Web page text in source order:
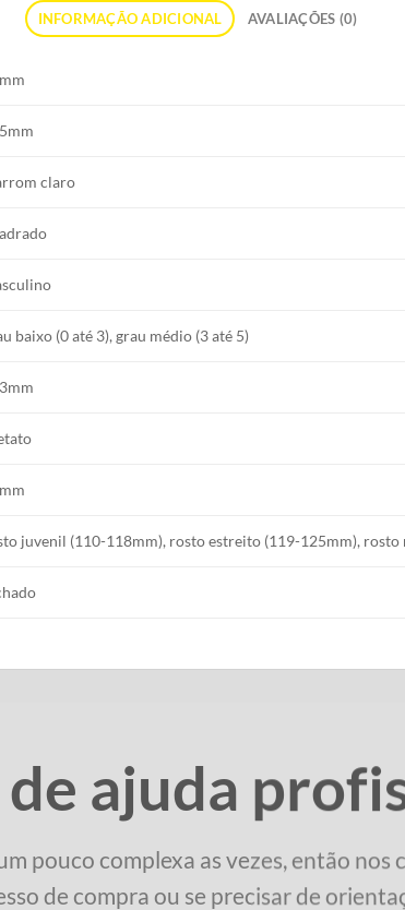
INFORMAÇÃO ADICIONAL AVALIAÇÕES (0)
claro
baixo (0 até 3), grau médio (3 até 5)
juvenil (110-118mm), rosto estreito (119-125mm),
ajuda
pouco complexa as vezes, então
de compra ou se precisar de